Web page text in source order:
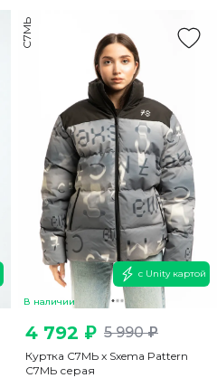
В наличии
С7МЬ
с Unity картой
4 792 ₽ 5 990 ₽
Куртка С7МЬ x Sxema Pattern
С7МЬ серая